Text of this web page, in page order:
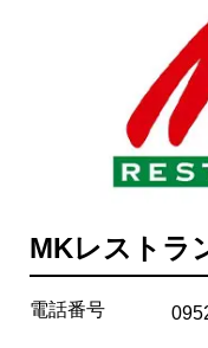
MKレストラ
電話番号